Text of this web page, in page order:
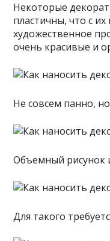
Некоторые
пластичны, что с
художественное
очень красивые и
Не совсем панно,
Объемный рисунок
Для такого